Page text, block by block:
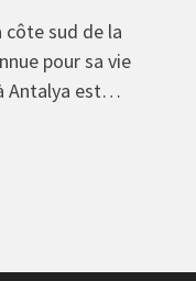
sud de la
pour sa vie
Antalya est…